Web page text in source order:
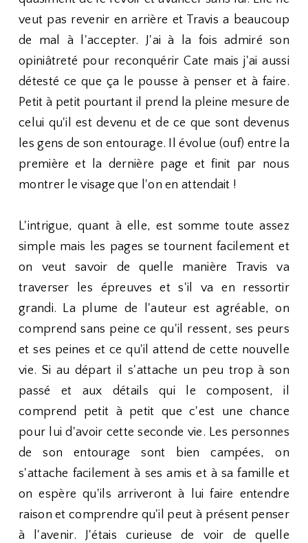
veut pas revenir en arrière et Travis a beaucoup
de mal à l'accepter. J'ai à la fois admiré son
opiniâtreté pour reconquérir Cate mais j'ai aussi
détesté ce que ça le pousse à penser et à faire.
Petit à petit pourtant il prend la pleine mesure de
celui qu'il est devenu et de ce que sont devenus
les gens de son entourage. Il évolue (ouf) entre la
première et la dernière page et finit par nous
montrer le visage que l'on en attendait !
L'intrigue, quant à elle, est somme toute assez
simple mais les pages se tournent facilement et
on veut savoir de quelle manière Travis va
traverser les épreuves et s'il va en ressortir
grandi. La plume de l'auteur est agréable, on
comprend sans peine ce qu'il ressent, ses peurs
et ses peines et ce qu'il attend de cette nouvelle
vie. Si au départ il s'attache un peu trop à son
passé et aux détails qui le composent, il
comprend petit à petit que c'est une chance
pour lui d'avoir cette seconde vie. Les personnes
de son entourage sont bien campées, on
s'attache facilement à ses amis et à sa famille et
on espère qu'ils arriveront à lui faire entendre
raison et comprendre qu'il peut à présent penser
à l'avenir. J'étais curieuse de voir de quelle